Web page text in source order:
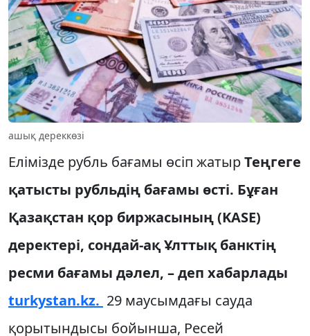
ашық дереккөзі
Елімізде рубль бағамы өсіп жатырТеңгеге
қатысты рубльдің бағамы өсті. Бұған
Қазақстан қор биржасының (KASE)
деректері, сондай-ақ Ұлттық банктің
ресми бағамы дәлел, – деп хабарлады
turkystan.kz. 29 маусымдағы сауда
қорытындысы бойынша, Ресей